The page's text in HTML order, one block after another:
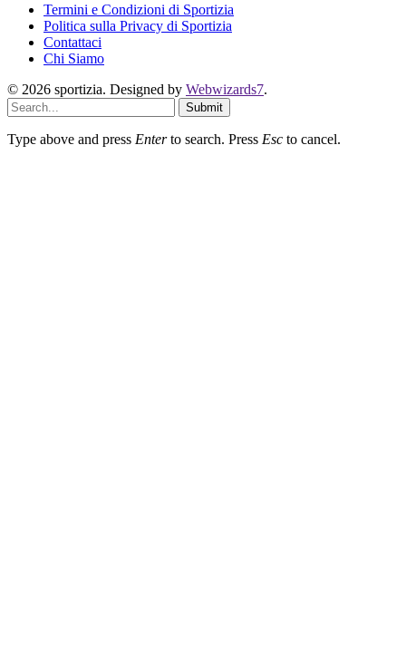
Termini e Condizioni di Sportizia
Politica sulla Privacy di Sportizia
Contattaci
Chi Siamo
© 2026 sportizia. Designed by Webwizards7.
Submit
Type above and press Enterto search. Press Esc to cancel.